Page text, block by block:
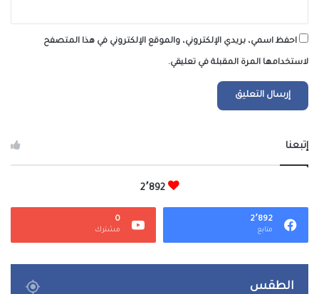
احفظ اسمي، بريدي الإلكتروني، والموقع الإلكتروني في هذا المتصفح
لاستخدامها المرة المقبلة في تعليقي.
إتبعنا
2٬892
2٬892
متابع
0
مشترك
الطقس